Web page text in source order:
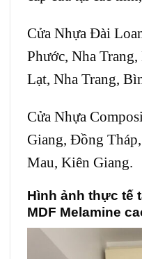
Cửa Nhựa Đài
Phước, Nha
Lạt, Nha Trang,
Cửa Nhựa
Giang, Đồng
Mau, Kiên Giang.
Hình ảnh thực tế
MDF Melamine